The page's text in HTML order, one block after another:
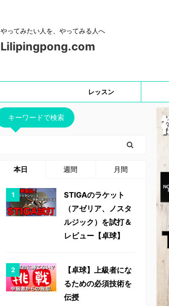
やってみたい人を、やってみる人へ
Lilipingpong.com
レッスン
キーワードで検索
本日 週間 月間
STIGAのラケット
（アゼリア、ノスタ
ルジック）を試打＆
レビュー【卓球】
【卓球】上級者にな
るための必須技術を
伝授